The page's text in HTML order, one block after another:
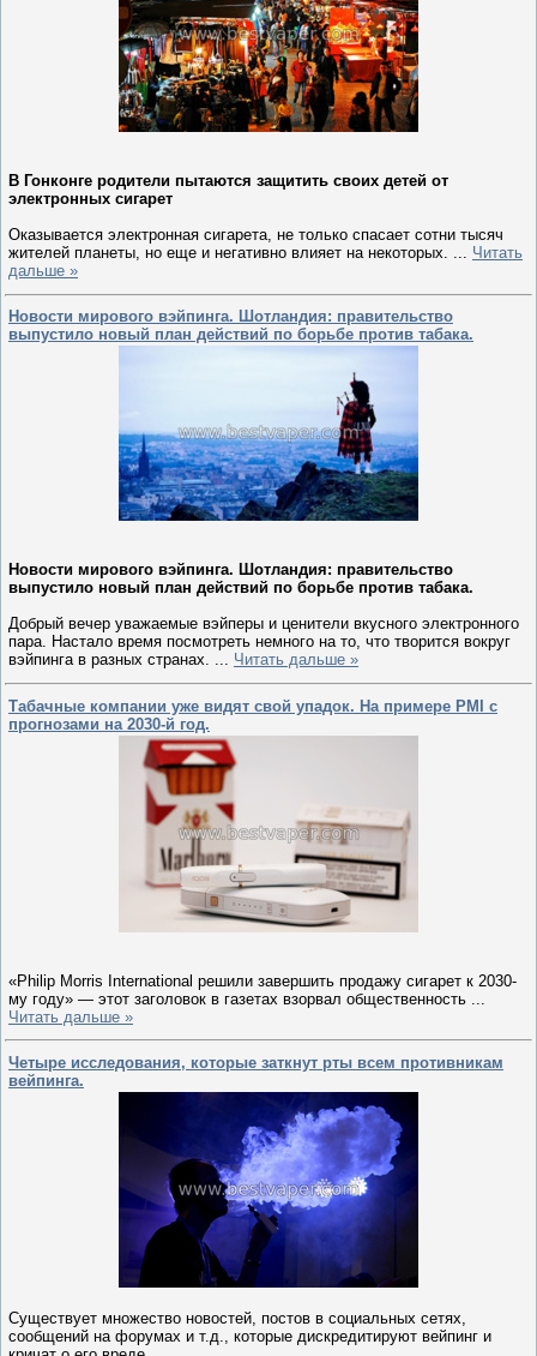
В Гонконге родители пытаются защитить своих детей от
электронных сигарет
Оказывается электронная сигарета, не только спасает сотни тысяч
жителей планеты, но еще и негативно влияет на некоторых.
Читать
дальше »
Новости мирового вэйпинга. Шотландия: правительство
выпустило новый план действий по борьбе против табака.
Новости мирового вэйпинга. Шотландия: правительство
выпустило новый план действий по борьбе против табака.
Добрый вечер уважаемые вэйперы и ценители вкусного электронного
пара. Настало время посмотреть немного на то, что творится вокруг
вэйпинга в разных странах. ... Читать дальше »
Табачные компании уже видят свой упадок. На примере PMI с
прогнозами на 2030-й год.
«Philip Morris International решили завершить продажу сигарет к 2030-
му году» — этот заголовок в газетах взорвал общественность
Читать дальше »
Четыре исследования, которые заткнут рты всем противникам
вейпинга.
Существует множество новостей, постов в социальных сетях,
сообщений на форумах и т.д., которые дискредитируют вейпинг и